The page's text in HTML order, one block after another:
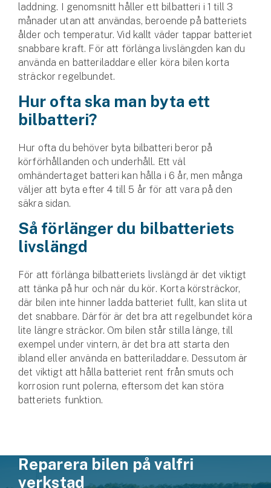
laddning. I genomsnitt håller ett bilbatteri i 1 till 3
månader utan att användas, beroende på batteriets
ålder och temperatur. Vid kallt väder tappar batteriet
snabbare kraft. För att förlänga livslängden kan du
använda en batteri­laddare eller köra bilen korta
sträckor regelbundet.
Hur ofta ska man byta ett
bilbatteri?
Hur ofta du behöver byta bilbatteri beror på
körförhållanden och underhåll. Ett väl
omhändertaget batteri kan hålla i 6 år, men många
väljer att byta efter 4 till 5 år för att vara på den
säkra sidan.
Så förlänger du bilbatteriets
livslängd
För att förlänga bilbatteriets livslängd är det viktigt
att tänka på hur och när du kör. Korta körsträckor,
där bilen inte hinner ladda batteriet fullt, kan slita ut
det snabbare. Därför är det bra att regel­bundet köra
lite längre sträckor. Om bilen står stilla länge, till
exempel under vintern, är det bra att starta den
ibland eller använda en batteriladdare. Dessutom är
det viktigt att hålla batteriet rent från smuts och
korrosion runt polerna, eftersom det kan störa
batteriets funktion.
Reparera bilen på valfri
verkstad